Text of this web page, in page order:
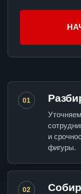
01
и
фигуры.
02